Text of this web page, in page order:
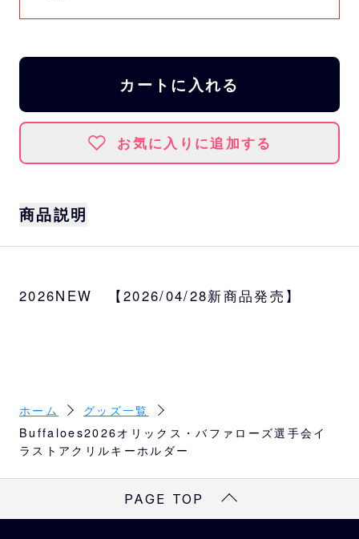
カートに入れる
お気に入りに追加する
商品説明
ッズが登場！
7×H0.6cm
種類
会長（若月）、副会長（山田）、副会長（頓
宮）、会長補佐（渡部）、会計・書記（太
2026NEW 【2026/04/28新商品発売】
ホーム
グッズ一覧
Buffaloes2026オリックス・バファローズ選手会イ
ラストアクリルキーホルダー
PAGE TOP